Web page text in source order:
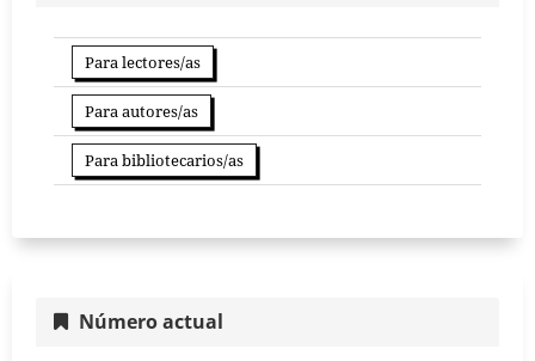
Para lectores/as
Para autores/as
Para bibliotecarios/as
Número actual